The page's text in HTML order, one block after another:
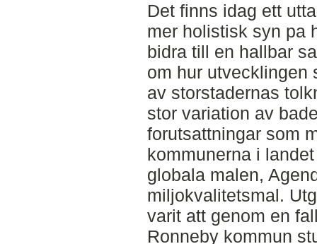
Det finns idag ett
mer holistisk syn pa
bidra till en hallbar
om hur utvecklingen
av storstadernas
stor variation av
forutsattningar som
kommunerna i
globala malen,
miljokvalitetsmal.
varit att genom en
Ronneby kommun